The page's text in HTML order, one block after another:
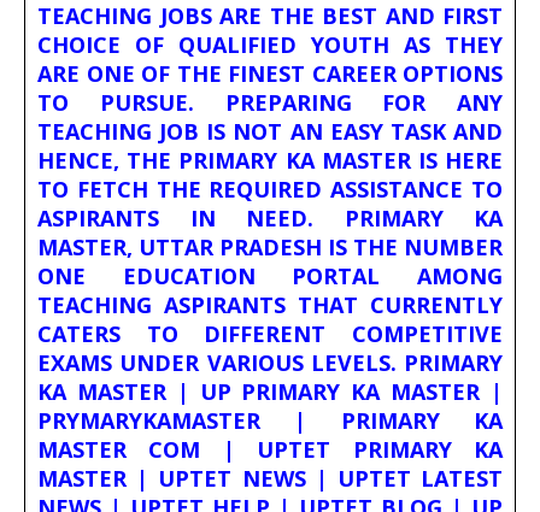
TEACHING JOBS ARE THE BEST AND FIRST
CHOICE OF QUALIFIED YOUTH AS THEY
ARE ONE OF THE FINEST CAREER OPTIONS
TO PURSUE. PREPARING FOR ANY
TEACHING JOB IS NOT AN EASY TASK AND
HENCE, THE PRIMARY KA MASTER IS HERE
TO FETCH THE REQUIRED ASSISTANCE TO
ASPIRANTS IN NEED. PRIMARY KA
MASTER, UTTAR PRADESH IS THE NUMBER
ONE EDUCATION PORTAL AMONG
TEACHING ASPIRANTS THAT CURRENTLY
CATERS TO DIFFERENT COMPETITIVE
EXAMS UNDER VARIOUS LEVELS. PRIMARY
KA MASTER | UP PRIMARY KA MASTER |
PRYMARYKAMASTER | PRIMARY KA
MASTER COM | UPTET PRIMARY KA
MASTER | UPTET NEWS | UPTET LATEST